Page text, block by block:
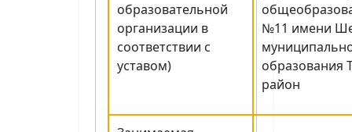
образовательной
организации в
соответствии с
уставом)
№11 имени
образования
район